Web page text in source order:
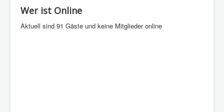
Wer ist Online
Aktuell sind 91 Gäste und keine Mitglieder online